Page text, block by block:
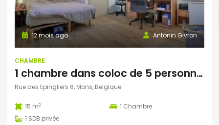
Antonin Givron
12 mois ago
CHAMBRE
1 chambre dans coloc de 5 personnes à Mons
Rue des Epingliers 8, Mons, Belgique
15 m2 1 Chambre
1 SDB privée